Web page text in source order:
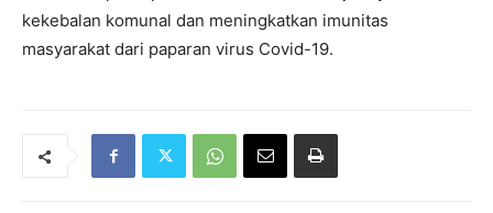
kekebalan komunal dan meningkatkan imunitas
masyarakat dari paparan virus Covid-19.